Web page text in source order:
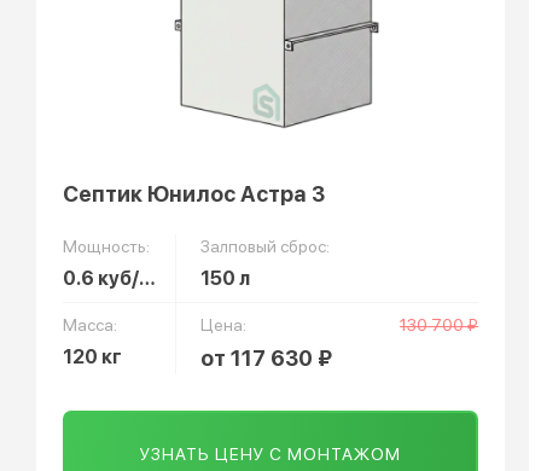
Септик Юнилос Астра 3
Мощность:
0.6 куб/сут
Залповый сброс:
150 л
Масса:
120 кг
130 700 ₽
Цена:
от 117 630 ₽
УЗНАТЬ ЦЕНУ С МОНТАЖОМ